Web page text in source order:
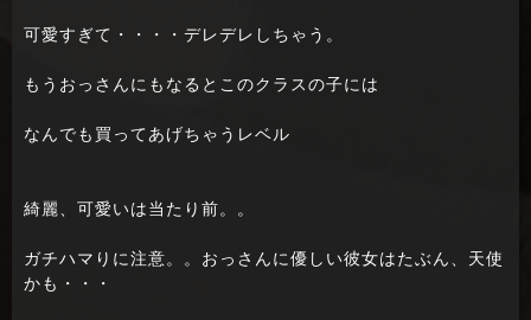
可愛すぎて・・・・デレデレしちゃう。
もうおっさんにもなるとこのクラスの子には
なんでも買ってあげちゃうレベル
綺麗、可愛いは当たり前。。
ガチハマりに注意。。おっさんに優しい彼女はたぶん、天使
かも・・・